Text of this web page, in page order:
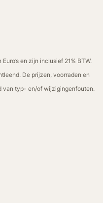
en zijn inclusief 21% BTW.
De prijzen, voorraden en
van typ- en/of wijzigingenfouten.